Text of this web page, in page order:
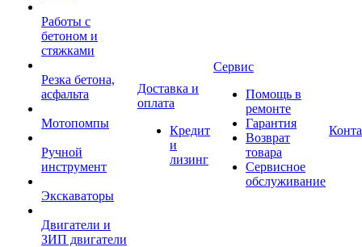
Работы с
бетоном и
стяжками
Резка бетона,
асфальта
Мотопомпы
Ручной
инструмент
Экскаваторы
Двигатели и
ЗИП двигатели
Доставка и
оплата
Кредит
и
лизинг
Сервис
Помощь в
ремонте
Гарантия
Возврат
товара
Сервисное
обслуживание